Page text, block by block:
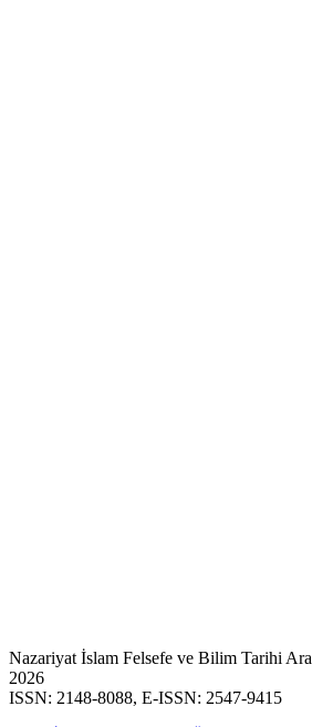
Nazariyat İslam Felsefe ve Bilim Tarihi
2026
ISSN: 2148-8088, E-ISSN: 2547-9415